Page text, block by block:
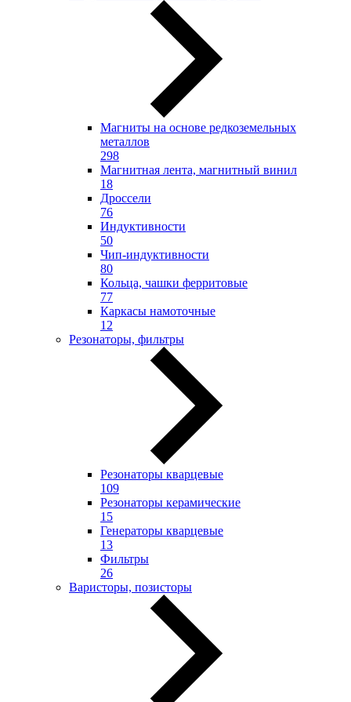
Магниты на основе редкоземельных
металлов
298
Магнитная лента, магнитный винил
18
Дроссели
76
Индуктивности
50
Чип-индуктивности
80
Кольца, чашки ферритовые
77
Каркасы намоточные
12
Резонаторы, фильтры
Резонаторы кварцевые
109
Резонаторы керамические
15
Генераторы кварцевые
13
Фильтры
26
Варисторы, позисторы